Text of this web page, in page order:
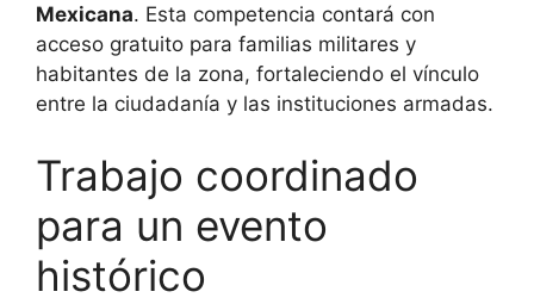
Mexicana. Esta competencia contará con
acceso gratuito para familias militares y
habitantes de la zona, fortaleciendo el vínculo
entre la ciudadanía y las instituciones armadas.
Trabajo coordinado
para un evento
histórico